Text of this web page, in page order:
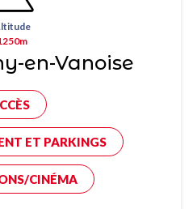
en-Vanoise
ET PARKINGS
CINÉMA